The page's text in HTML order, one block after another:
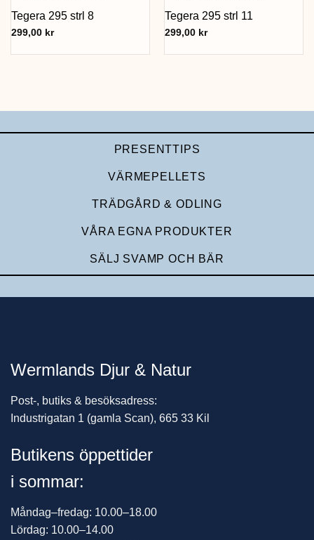
Tegera 295 strl 8
299,00 kr
Tegera 295 strl 11
299,00 kr
PRESENTTIPS
VÄRMEPELLETS
TRÄDGÅRD & ODLING
VÅRA EGNA PRODUKTER
SÄLJ SVAMP OCH BÄR
Wermlands Djur & Natur
Post-, butiks & besöksadress:
Industrigatan 1 (gamla Scan), 665 33 Kil
Butikens öppettider
i sommar:
Måndag–fredag: 10.00–18.00
Lördag: 10.00–14.00